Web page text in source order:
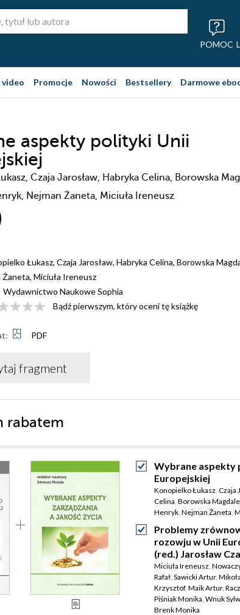
POMOC
video Promocje Nowości Bestsellery Darmowe
aspekty polityki Unii
Czaja Jarosław, Habryka Celina, Borowska
Nejman Żaneta, Miciuła Ireneusz
Łukasz, Czaja Jarosław, Habryka Celina, Borowska
Żaneta, Miciuła Ireneusz
Wydawnictwo Naukowe Sophia
Bądź pierwszym, który oceni tę książkę
PDF
fragment
rabatem
Wybrane aspekty
Europejskiej
Konopielko Łukasz, Czaja
Celina, Borowska
Henryk, Nejman Żaneta,
Problemy
rozowju w Unii
(red.) Jarosław
Miciuła Ireneusz,
Rafał, Sawicki Artur,
Krzysztof, Maik Artur,
Piśniak Monika, Wnuk
Brenk Monika